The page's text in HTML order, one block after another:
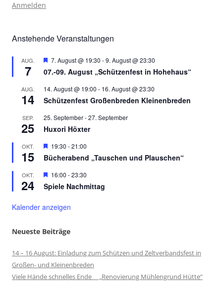
Anmelden
Anstehende Veranstaltungen
AUG.
7
Hervorgehoben
7. August @ 19:30 -9. August @ 23:30
07.-09. August „Schützenfest in Hohehaus“
AUG.
14
14. August @ 19:00 - 16. August @ 23:30
Schützenfest Großenbreden Kleinenbreden
SEP.
25
25. September-27. September
Huxori Höxter
OKT.
15
Hervorgehoben
19:30 -21:00
Bücherabend „Tauschen und Plauschen“
OKT.
24
Hervorgehoben
16:00 -23:30
Spiele Nachmittag
Kalender anzeigen
Neueste Beiträge
14 – 16 August: Einladung zum Schützen und Zeltverbandsfest in
Großen- und Kleinenbreden
Viele Hände schnelles Ende „Renovierung Mühlengrund Hütte“